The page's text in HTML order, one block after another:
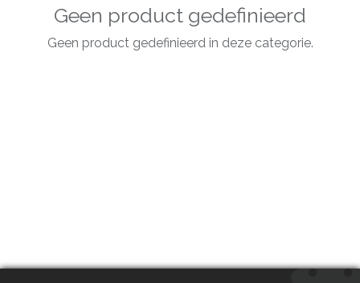
Geen product gedefinieerd
Geen product gedefinieerd in deze categorie.